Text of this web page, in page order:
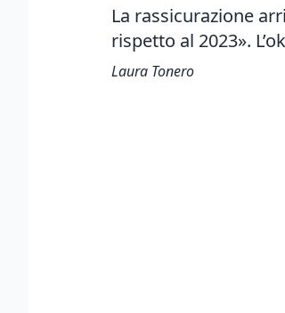
La rassicurazione
rispetto al 2023».
Laura Tonero